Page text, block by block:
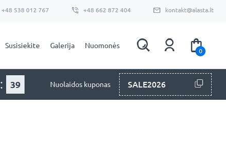
+48 538 012 767 +48 662 872 404 kontakt@alasta.lt
Susisiekite Galerija Nuomonės
0
: 37 Nuolaidos kuponas SALE2026